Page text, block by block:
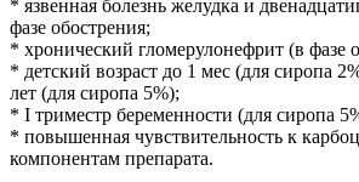
* язвенная болезнь желудка и
фазе обострения;
* хронический гломерулонефрит (в фазе
* детский возраст до 1 мес (для сиропа
лет (для сиропа 5%);
* I триместр беременности (для сиропа
* повышенная чувствительность к
компонентам препарата.